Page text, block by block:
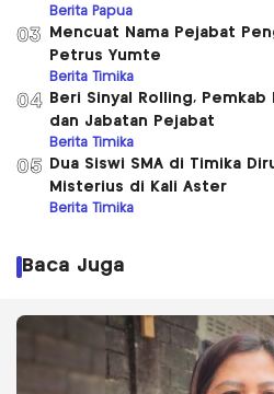
Berita Papua
03
Mencuat Nama Pejabat
Petrus Yumte
Berita Timika
04
Beri Sinyal Rolling,
dan Jabatan Pejabat
Berita Timika
05
Dua Siswi SMA di Timika
Misterius di Kali Aster
Berita Timika
Baca Juga